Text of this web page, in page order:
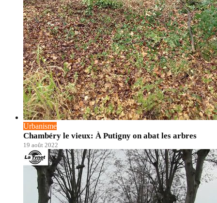
Urbanisme
Chambéry le vieux: À Putigny on abat les arbres
19 août 2022